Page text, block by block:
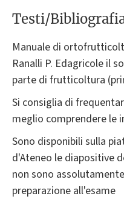
Testi/
Manuale di
Ranalli P. Edagricole il
parte di frutticoltura
Si consiglia di
meglio comprendere le
Sono disponibili sulla
d'Ateneo le diapositive
non sono
preparazione all'esame